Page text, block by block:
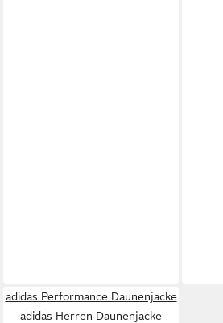
adidas Performance Daunenjacke
adidas Herren Daunenjacke